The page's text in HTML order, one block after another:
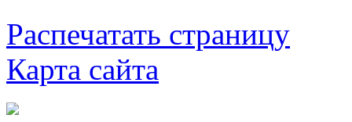
Распечатать страницу
Карта сайта